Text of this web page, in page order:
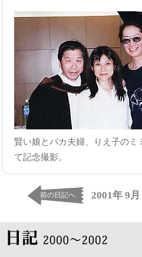
賢い娘とバカ夫婦、りえ子のミ
て記念撮影。
前の日記へ 2001年 9月